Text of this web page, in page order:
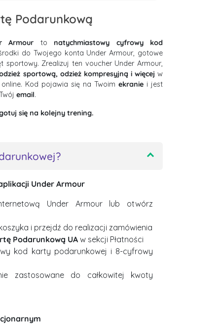
Podarunkową
Armour to natychmiastowy cyfrowy kod
do Twojego konta Under Armour, gotowe
sportowy. Zrealizuj ten voucher Under Armour,
sportową, odzież kompresyjną i więcej w
Kod pojawia się na Twoim ekranie i jest
email.
się na kolejny trening.
Under Armour
Under Armour lub otwórz
i przejdź do realizacji zamówienia
Podarunkową UA w sekcji Płatności
kod karty podarunkowej i 8-cyfrowy
zastosowane do całkowitej kwoty